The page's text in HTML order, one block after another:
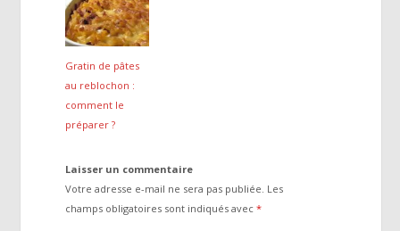
Gratin de pâtes
au reblochon :
comment le
préparer ?
Laisser un commentaire
Votre adresse e-mail ne sera pas publiée. Les
champs obligatoires sont indiqués avec*